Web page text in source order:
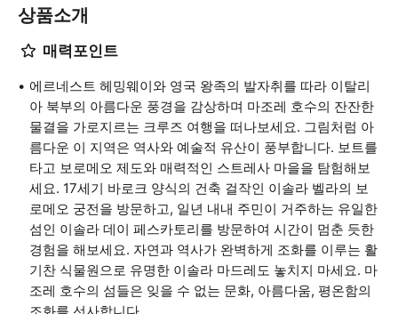
상품소개
매력포인트
에르네스트 헤밍웨이와 영국 왕족의 발자취를 따라 이탈리
아 북부의 아름다운 풍경을 감상하며 마조레 호수의 잔잔한
물결을 가로지르는 크루즈 여행을 떠나보세요. 그림처럼 아
름다운 이 지역은 역사와 예술적 유산이 풍부합니다. 보트를
타고 보로메오 제도와 매력적인 스트레사 마을을 탐험해보
세요. 17세기 바로크 양식의 건축 걸작인 이솔라 벨라의 보
로메오 궁전을 방문하고, 일년 내내 주민이 거주하는 유일한
섬인 이솔라 데이 페스카토리를 방문하여 시간이 멈춘 듯한
경험을 해보세요. 자연과 역사가 완벽하게 조화를 이루는 활
기찬 식물원으로 유명한 이솔라 마드레도 놓치지 마세요. 마
조레 호수의 섬들은 잊을 수 없는 문화, 아름다움, 평온함의